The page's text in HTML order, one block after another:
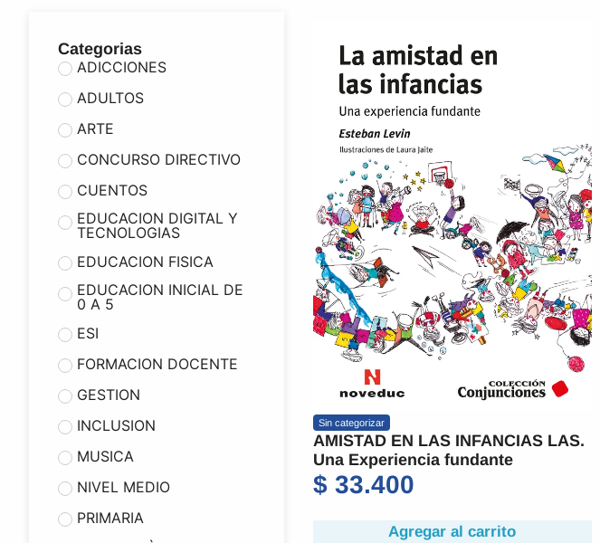
Categorias
ADICCIONES
ADULTOS
ARTE
CONCURSO DIRECTIVO
CUENTOS
EDUCACION DIGITAL Y
TECNOLOGIAS
EDUCACION FISICA
EDUCACION INICIAL DE
0 A 5
ESI
FORMACION DOCENTE
GESTION
INCLUSION
MUSICA
NIVEL MEDIO
PRIMARIA
Sin categorizar
AMISTAD EN LAS INFANCIAS LAS.
Una Experiencia fundante
$33.400
Agregar al carrito